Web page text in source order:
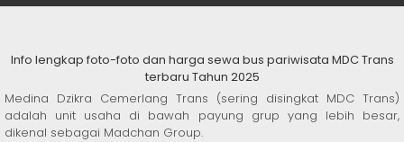
Info lengkap foto-foto dan harga sewa bus pariwisata MDC Trans
terbaru Tahun 2025
Medina Dzikra Cemerlang Trans (sering disingkat MDC Trans)
adalah unit usaha di bawah payung grup yang lebih besar,
dikenal sebagai Madchan Group.